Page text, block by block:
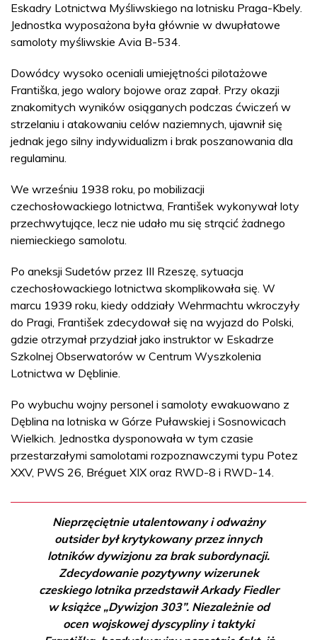
Eskadry Lotnictwa Myśliwskiego na lotnisku Praga-Kbely.
Jednostka wyposażona była głównie w dwupłatowe
samoloty myśliwskie Avia B-534.
Dowódcy wysoko oceniali umiejętności pilotażowe
Františka, jego walory bojowe oraz zapał. Przy okazji
znakomitych wyników osiąganych podczas ćwiczeń w
strzelaniu i atakowaniu celów naziemnych, ujawnił się
jednak jego silny indywidualizm i brak poszanowania dla
regulaminu.
We wrześniu 1938 roku, po mobilizacji
czechosłowackiego lotnictwa, František wykonywał loty
przechwytujące, lecz nie udało mu się strącić żadnego
niemieckiego samolotu.
Po aneksji Sudetów przez III Rzeszę, sytuacja
czechosłowackiego lotnictwa skomplikowała się. W
marcu 1939 roku, kiedy oddziały Wehrmachtu wkroczyły
do Pragi, František zdecydował się na wyjazd do Polski,
gdzie otrzymał przydział jako instruktor w Eskadrze
Szkolnej Obserwatorów w Centrum Wyszkolenia
Lotnictwa w Dęblinie.
Po wybuchu wojny personel i samoloty ewakuowano z
Dęblina na lotniska w Górze Puławskiej i Sosnowicach
Wielkich. Jednostka dysponowała w tym czasie
przestarzałymi samolotami rozpoznawczymi typu Potez
XXV, PWS 26, Bréguet XIX oraz RWD-8 i RWD-14.
Nieprzęciętnie utalentowany i odważny
outsider był krytykowany przez innych
lotników dywizjonu za brak subordynacji.
Zdecydowanie pozytywny wizerunek
czeskiego lotnika przedstawił Arkady Fiedler
w książce „Dywizjon 303”. Niezależnie od
ocen wojskowej dyscypliny i taktyki